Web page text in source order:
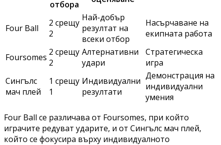
отбора
Four Ball
2 срещу
2
Най-добър
резултат на
всеки отбор
Насърчаване на
екипната работа
Foursomes 2 срещу
2
Алтернативни
удари
Стратегическа
игра
Сингълс
мач плей
1 срещу
1
Индивидуални
резултати
Демонстрация на
индивидуални
умения
Four Ball се различава от Foursomes, при който
играчите редуват ударите, и от Сингълс мач плей,
който се фокусира върху индивидуалното